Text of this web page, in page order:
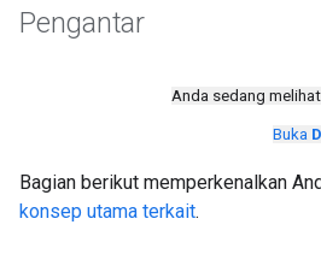
Pengantar
Anda sedang
Buka
Bagian berikut memperkenalkan
konsep utama terkait.